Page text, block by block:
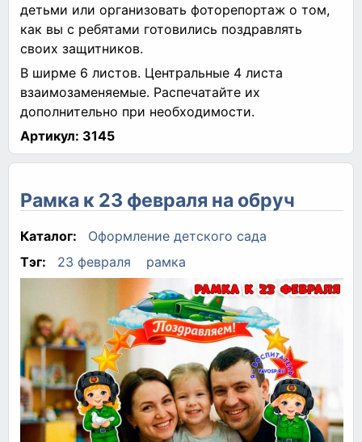
детьми или организовать фоторепортаж о том,
как вы с ребятами готовились поздравлять
своих защитников.
В ширме 6 листов. Центральные 4 листа
взаимозаменяемые. Распечатайте их
дополнительно при необходимости.
Артикул: 3145
Рамка к 23 февраля на обруч
Каталог:
Оформление детского сада
Тэг:
23 февраля рамка